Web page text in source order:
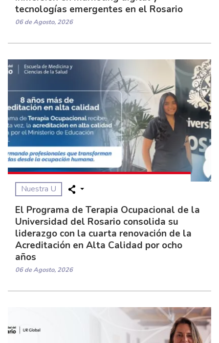
tecnologías emergentes en el Rosario
06 de Agosto, 2026
Nuestra U
El Programa de Terapia Ocupacional de la
Universidad del Rosario consolida su
liderazgo con la cuarta renovación de la
Acreditación en Alta Calidad por ocho
años
06 de Agosto, 2026